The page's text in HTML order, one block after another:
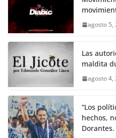
b
o
o
k
A
p
agosto 5,
Las
maldita
agosto 4,
“Los
hechos,
Dorantes.